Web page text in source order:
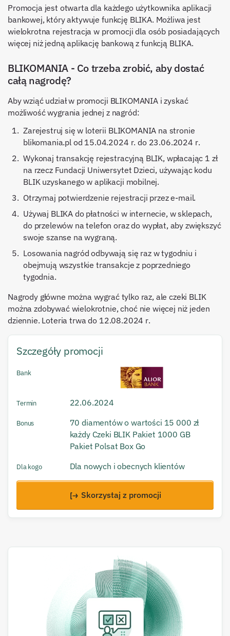
Promocja jest otwarta dla każdego użytkownika aplikacji
bankowej, który aktywuje funkcję BLIKA. Możliwa jest
wielokrotna rejestracja w promocji dla osób posiadających
więcej niż jedną aplikację bankową z funkcją BLIKA.
BLIKOMANIA - Co trzeba zrobić, aby dostać
całą nagrodę?
Aby wziąć udział w promocji BLIKOMANIA i zyskać
możliwość wygrania jednej z nagród:
Zarejestruj się w loterii BLIKOMANIA na stronie
blikomania.pl od 15.04.2024 r. do 23.06.2024 r.
Wykonaj transakcję rejestracyjną BLIK, wpłacając 1 zł
na rzecz Fundacji Uniwersytet Dzieci, używając kodu
BLIK uzyskanego w aplikacji mobilnej.
Otrzymaj potwierdzenie rejestracji przez e-mail.
Używaj BLIKA do płatności w internecie, w sklepach,
do przelewów na telefon oraz do wypłat, aby zwiększyć
swoje szanse na wygraną.
Losowania nagród odbywają się raz w tygodniu i
obejmują wszystkie transakcje z poprzedniego
tygodnia.
Nagrody główne można wygrać tylko raz, ale czeki BLIK
można zdobywać wielokrotnie, choć nie więcej niż jeden
dziennie. Loteria trwa do 12.08.2024 r.
Szczegóły promocji
Bank
Termin 22.06.2024
Bonus
70 diamentów o wartości 15 000 zł
każdy Czeki BLIK Pakiet 1000 GB
Pakiet Polsat Box Go
Dla kogo Dla nowych i obecnych klientów
Skorzystaj z promocji